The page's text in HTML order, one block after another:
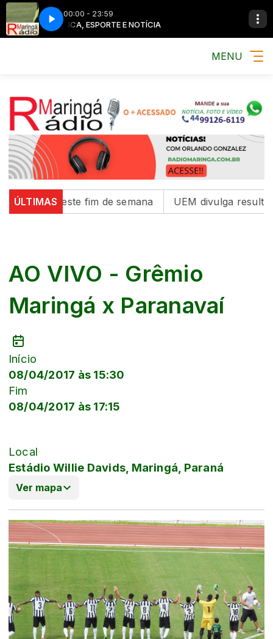
00:00 - 23:59
MÚSICA, ESPORTE E NOTÍCIA
MENU
ÚLTIMASneste fim de semana UEM divulga
AO VIVO - Grêmio
Maringá x Paranavaí
Início
08/04/2017 às 15:30
Fim
08/04/2017 às 17:15
Local
Estádio Willie Davids, Maringá, Paraná
Ver mapa